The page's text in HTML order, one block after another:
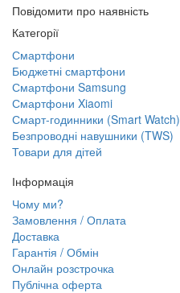
Повідомити про наявність
Категорії
Смартфони
Бюджетні смартфони
Смартфони Samsung
Смартфони Xiaomi
Смарт-годинники (Smart Watch)
Безпроводні навушники (TWS)
Товари для дітей
Інформація
Чому ми?
Замовлення / Оплата
Доставка
Гарантія / Обмін
Онлайн розстрочка
Публічна оферта